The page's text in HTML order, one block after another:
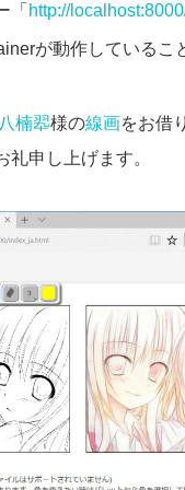
「 http://
が動作しているこ
八楠翆様の線画をお借
礼申し上げます。